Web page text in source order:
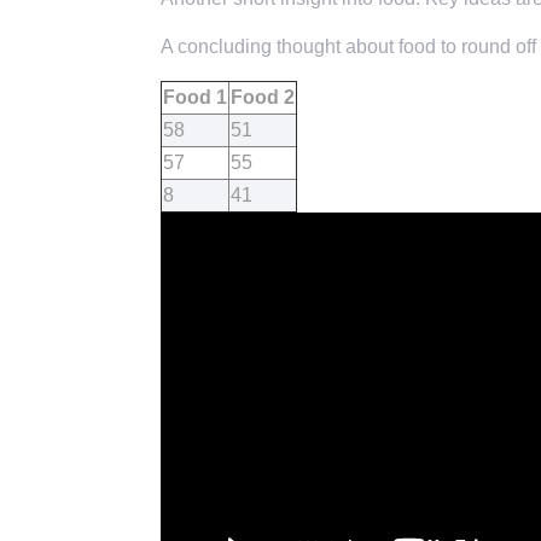
A concluding thought about food to round off
Food 1 Food 2
58
51
57
55
8
41